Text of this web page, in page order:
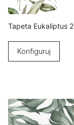
Tapeta Eukaliptus 2
Konfiguruj